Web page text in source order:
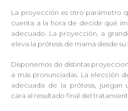
La proyección es otro parámetro
cuenta a la hora de decidir qué
adecuado. La proyección, a
eleva la prótesis de mama desde su
Disponemos de distintas
a más pronunciadas. La elección
adecuada de la prótesis, juegan
cara al resultado final del